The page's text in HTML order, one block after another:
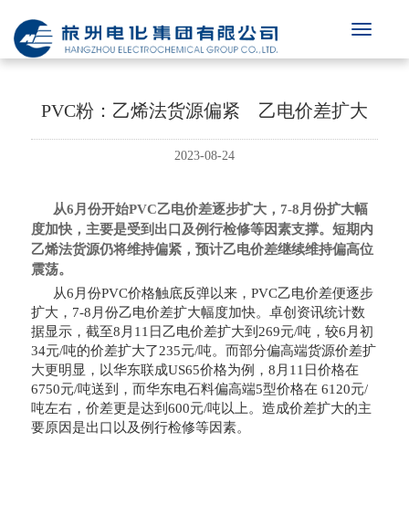
PVC粉：乙烯法货源偏紧 乙电价差扩大
2023-08-24
从6月份开始PVC乙电价差逐步扩大，7-8月份扩大幅
度加快，主要是受到出口及例行检修等因素支撑。短期内
乙烯法货源仍将维持偏紧，预计乙电价差继续维持偏高位
震荡。
从6月份PVC价格触底反弹以来，PVC乙电价差便逐步
扩大，7-8月份乙电价差扩大幅度加快。卓创资讯统计数
据显示，截至8月11日乙电价差扩大到269元/吨，较6月初
34元/吨的价差扩大了235元/吨。而部分偏高端货源价差扩
大更明显，以华东联成US65价格为例，8月11日价格在
6750元/吨送到，而华东电石料偏高端5型价格在 6120元/
吨左右，价差更是达到600元/吨以上。造成价差扩大的主
要原因是出口以及例行检修等因素。